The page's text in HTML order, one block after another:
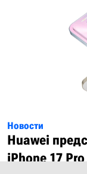
Новости
Huawei
iPhone 17